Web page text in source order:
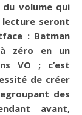
volume qui
seront
: Batman
zéro en un
VO ; c’est
de créer
des
avant,